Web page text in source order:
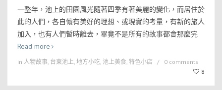
一整年，池上的田園風光隨著四季有著美麗的變化，而居住於
此的人們，各自懷有美好的理想、或現實的考量，有新的旅人
加入，也有人們暫時離去，畢竟不是所有的故事都會那麼完
Read more
in 人物故事 台東池上 地方小吃 池上美食 特色小店
0 comments
8